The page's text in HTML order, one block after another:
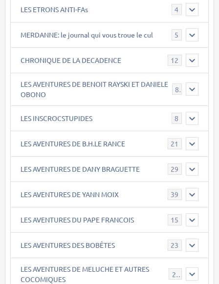
LES ETRONS ANTI-FAs 4
MERDANNE: le journal qui vous troue le cul 5
CHRONIQUE DE LA DECADENCE 12
LES AVENTURES DE BENOIT RAYSKI ET DANIELE
OBONO
LES INSCROCSTUPIDES 8
LES AVENTURES DE B.H.LE RANCE 21
LES AVENTURES DE DANY BRAGUETTE 29
LES AVENTURES DE YANN MOIX 39
LES AVENTURES DU PAPE FRANCOIS 15
LES AVENTURES DES BOBÊTES 23
LES AVENTURES DE MELUCHE ET AUTRES
COCOMIQUES